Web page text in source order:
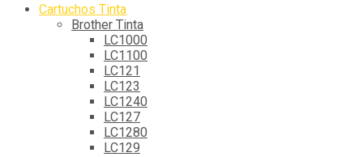
Cartuchos Tinta
Brother Tinta
LC1000
LC1100
LC121
LC123
LC1240
LC127
LC1280
LC129